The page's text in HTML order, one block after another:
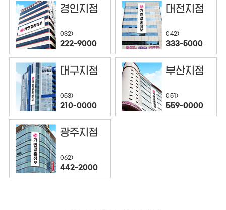
경인지점
032)
222-9000
대전지점
042)
333-5000
대구지점
053)
210-0000
부산지점
051)
559-0000
광주지점
062)
442-2000